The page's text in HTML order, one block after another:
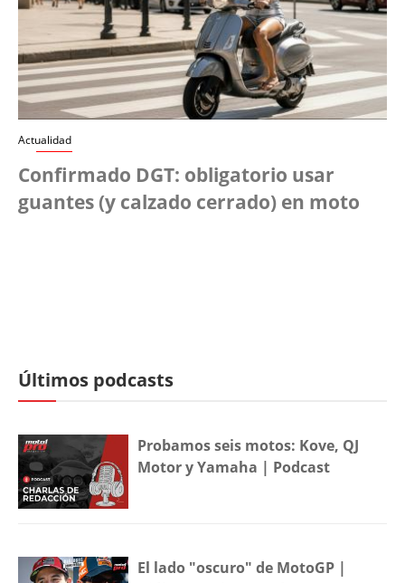
Actualidad
Confirmado DGT: obligatorio usar
guantes (y calzado cerrado) en moto
Últimos podcasts
Probamos seis motos: Kove, QJ
Motor y Yamaha | Podcast
El lado "oscuro" de MotoGP |